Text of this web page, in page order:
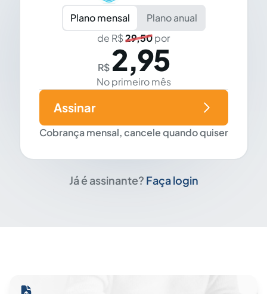
Plano mensal
Plano anual
de R$29,50por
R$ 2,95
No primeiro mês
Cobrança mensal, cancele quando quiser
Assinar
Já é assinante? Faça login